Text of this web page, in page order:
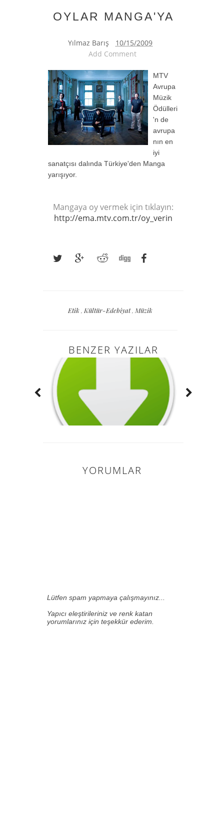
OYLAR MANGA'YA
Yılmaz Barış
10/15/2009
Add Comment
MTV
Avrupa
Müzik
Ödülleri
'n de
avrupa
nın en
iyi
sanatçısı dalında Türkiye'den Manga
yarışıyor.
Mangaya oy vermek için tıklayın:
http://ema.mtv.com.tr/oy_verin
Etik, Kültür-Edebiyat, Müzik
BENZER YAZILAR
YORUMLAR
Lütfen spam yapmaya çalışmayınız...
Yapıcı eleştirileriniz ve renk katan
yorumlarınız için teşekkür ederim.